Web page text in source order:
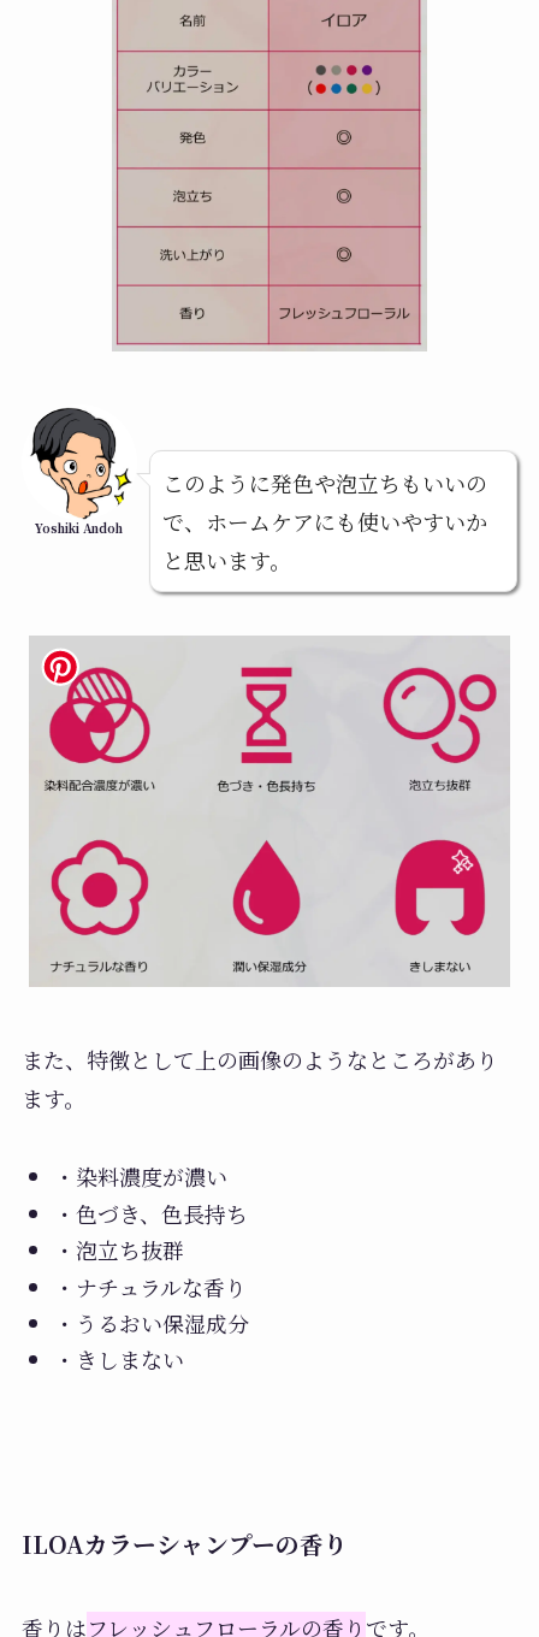
Yoshiki Andoh
このように発色や泡立ちもいいの
で、ホームケアにも使いやすいか
と思います。
また、特徴として上の画像のようなところがあり
ます。
・染料濃度が濃い
・色づき、色長持ち
・泡立ち抜群
・ナチュラルな香り
・うるおい保湿成分
・きしまない
ILOAカラーシャンプーの香り
香りはフレッシュフローラルの香り です。